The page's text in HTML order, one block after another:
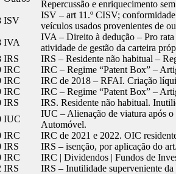
Repercussão e enriquecimento
ISV
ISV – art 11.º CISV;
veículos usados provenientes de
IVA
IVA – Direito à dedução – Pro
atividade de gestão da carteira
IRS
IRS – Residente não habitual –
IRC
IRC – Regime “Patent Box” –
IRC
IRC de 2018 – RFAI. Criação
IRC
IRC – Regime “Patent Box” –
IRS
IRS. Residente não habitual.
IUC
IUC – Alienação de viatura após
Automóvel.
IRC
IRC de 2021 e 2022. OIC
IRS
IRS – isenção, por aplicação do
IRC
IRC | Dividendos | Fundos de
IRS
IRS – Inutilidade superveniente